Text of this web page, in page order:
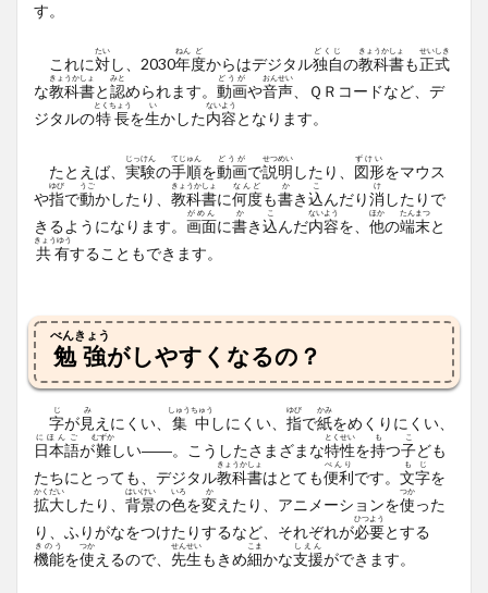
す。
これに対
たい
し、2030年
ねん
度
ど
からはデジタル独自
どくじ
の教科書
きょうかしょ
も正式
せいしき
な教科書
きょうかしょ
と認
みと
められます。 動画
どうが
や音声
おんせい
、ＱＲコードなど、デ
ジタルの特長
とくちょう
を生
い
かした内容
ないよう
となります。
たとえば、 実験
じっけん
の手順
てじゅん
を動画
どうが
で説明
せつめい
したり、 図形
ずけい
をマウス
や指
ゆび
で動
うご
かしたり、 教科書
きょうかしょ
に何度
なんど
も書
か
き込
こ
んだり消
け
したりで
きるようになります。 画面
がめん
に書
か
き込
こ
んだ内容
ないよう
を、 他
ほか
の端末
たんまつ
と
共有
きょうゆう
することもできます。
勉強
べんきょう
がしやすくなるの？
字
じ
が見
み
えにくい、 集中
しゅうちゅう
しにくい、 指
ゆび
で紙
かみ
をめくりにくい、
日本語
にほんご
が難
むずか
しい――。こうしたさまざまな特性
とくせい
を持
も
つ子
こ
ども
たちにとっても、デジタル教科書
きょうかしょ
はとても便利
べんり
です。 文字
もじ
を
拡大
かくだい
したり、 背景
はいけい
の色
いろ
を変
か
えたり、アニメーションを使
つか
った
り、ふりがなをつけたりするなど、それぞれが必要
ひつよう
とする
機能
きのう
を使
つか
えるので、 先生
せんせい
もきめ細
こま
かな支援
しえん
ができます。